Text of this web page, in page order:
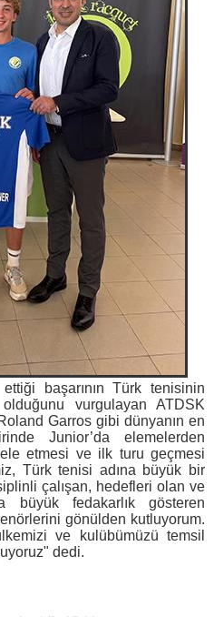
başarının Türk tenisinin
vurgulayan ATDSK
Garros gibi dünyanın en
Junior’da elemelerden
etmesi ve ilk turu geçmesi
Türk tenisi adına büyük bir
çalışan, hedefleri olan ve
büyük fedakarlık gösteren
gönülden kutluyorum.
ve kulübümüzü temsil
dedi.